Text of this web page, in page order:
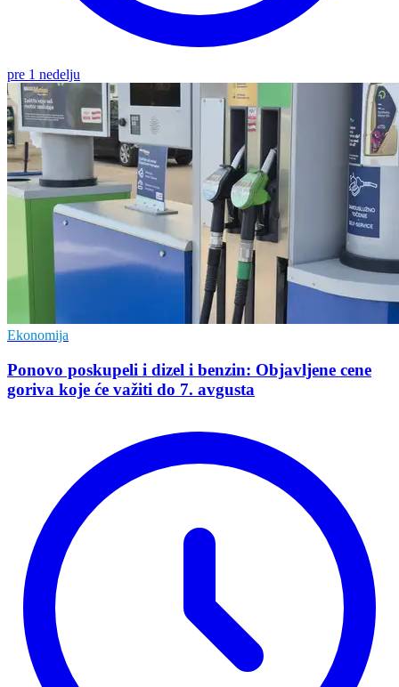
pre 1 nedelju
Ekonomija
Ponovo poskupeli i dizel i benzin: Objavljene cene
goriva koje će važiti do 7. avgusta